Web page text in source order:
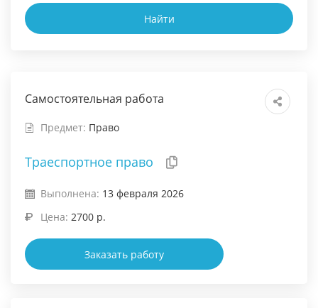
Найти
Самостоятельная работа
Предмет: Право
Траеспортное право
Выполнена: 13 февраля 2026
Цена: 2700 р.
Заказать работу